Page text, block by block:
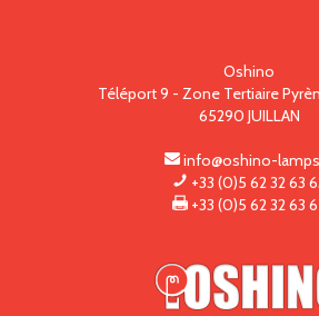
Oshino
Téléport 9 - Zone Tertiaire
65290 JUILLAN
info@oshino-
+33 (0)5 62 32 63
+33 (0)5 62 32 63